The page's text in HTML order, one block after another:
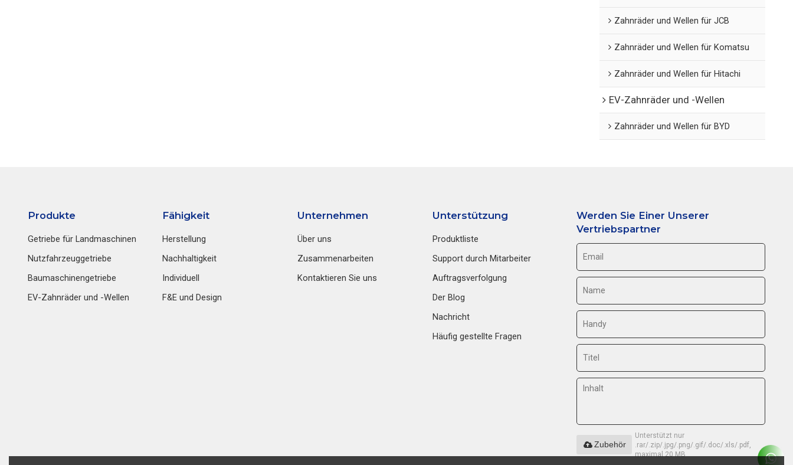
Zahnräder und Wellen für JCB
Zahnräder und Wellen für Komatsu
Zahnräder und Wellen für Hitachi
EV-Zahnräder und -Wellen
Zahnräder und Wellen für BYD
Produkte
Getriebe für Landmaschinen
Nutzfahrzeuggetriebe
Baumaschinengetriebe
EV-Zahnräder und -Wellen
Fähigkeit
Herstellung
Nachhaltigkeit
Individuell
F&E und Design
Unternehmen
Über uns
Zusammenarbeiten
Kontaktieren Sie uns
Unterstützung
Produktliste
Support durch Mitarbeiter
Auftragsverfolgung
Der Blog
Nachricht
Häufig gestellte Fragen
Werden Sie Einer Unserer
Vertriebspartner
Unterstützt nur
.rar/.zip/.jpg/.png/.gif/.doc/.xls/.pdf,
maximal 20 MB
Zubehör